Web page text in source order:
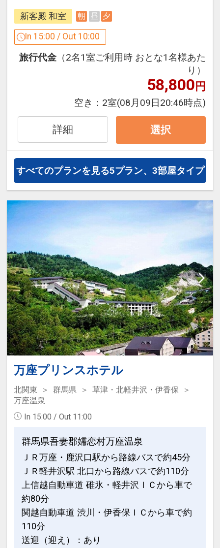
疲れを癒してください。
【１日３室！特得プラン！】新客殿のお
部屋（１６畳／２～７名）をお得にご用
意！
＜１日３室！特得プラン！＞新客殿のお
部屋（１６畳／２～７名１室）をお得に
ご用意！
本館客殿の旅行代金におひとり様１泊
につき５００円増で
室）をご用意します。
ここがポイント！
●チェックアウトまで布団を敷いたまま
にいたします。
※旅行代金に含まれます。
設定期間：2026年4月1日～2026年11月
30日
インターネットコース番号：DP-1-
17270103
新客殿 和室 朝 昼 夕
In 15:00 / Out 10:00
旅行代金 （2名1室ご利用時 おとな1名様あた
り）
58,800円
空き： 2室(08月09日20:46時点)
詳細 選択
すべてのプランを見る5プラン、3部屋タイプ
万座プリンスホテル
北関東 群馬県
草津・北軽井沢・伊香保
万座温泉
In 15:00 / Out 11:00
群馬県吾妻郡嬬恋村万座温泉
ＪＲ万座・鹿沢口駅から路線バスで約45分
ＪＲ軽井沢駅 北口から路線バスで約110分
上信越自動車道 碓氷・軽井沢ＩＣから車で
約80分
関越自動車道 渋川・伊香保ＩＣから車で約
110分
送迎（迎え）：あり